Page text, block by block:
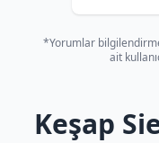
*Yorumlar
ait
Keşap